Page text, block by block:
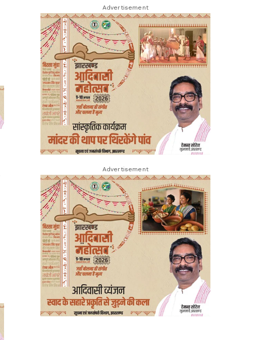
Advertisement
Advertisement